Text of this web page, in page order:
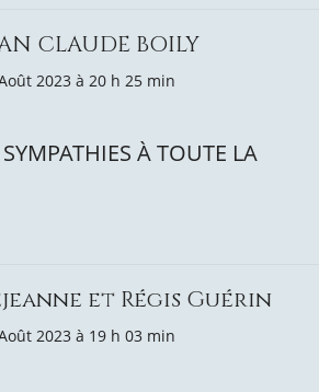
CLAUDE BOILY
2023 à 20 h 25 min
À TOUTE LA
et Régis Guérin
2023 à 19 h 03 min